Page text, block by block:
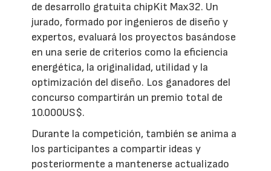
de desarrollo gratuita chipKit Max32. Un
jurado, formado por ingenieros de diseño y
expertos, evaluará los proyectos basándose
en una serie de criterios como la eficiencia
energética, la originalidad, utilidad y la
optimización del diseño. Los ganadores del
concurso compartirán un premio total de
10.000US$.
Durante la competición, también se anima a
los participantes a compartir ideas y
posteriormente a mantenerse actualizado